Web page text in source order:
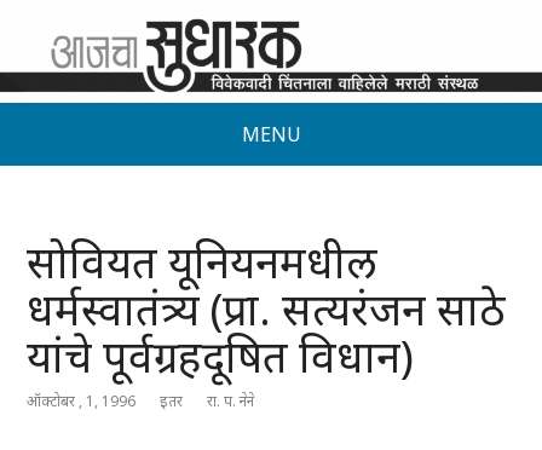
MENU
सोवियत यूनियनमधील
धर्मस्वातंत्र्य (प्रा. सत्यरंजन साठे
यांचे पूर्वग्रहदूषित विधान)
ऑक्टोबर , 1, 1996 इतर रा. प. नेने